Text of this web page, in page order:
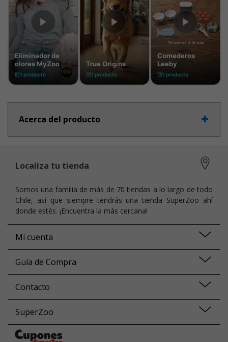
Acerca del producto
Localiza tu tienda
Somos una familia de más de 70 tiendas a lo largo de todo
Chile, así que siempre tendrás una tienda SuperZoo ahí
donde estés. ¡Encuentra la más cercana!
Mi cuenta
Guía de Compra
Contacto
SuperZoo